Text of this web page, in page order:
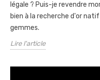
légale ? Puis-je revendre
bien à la recherche d'or
gemmes.
Lire l'article